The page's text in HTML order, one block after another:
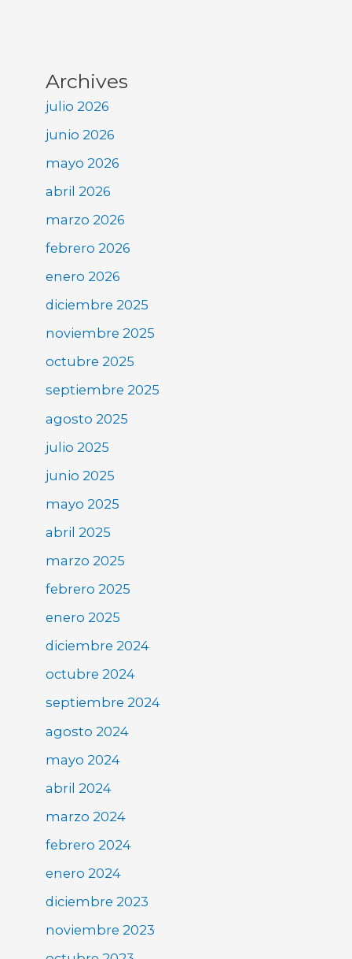
Archives
julio 2026
junio 2026
mayo 2026
abril 2026
marzo 2026
febrero 2026
enero 2026
diciembre 2025
noviembre 2025
octubre 2025
septiembre 2025
agosto 2025
julio 2025
junio 2025
mayo 2025
abril 2025
marzo 2025
febrero 2025
enero 2025
diciembre 2024
octubre 2024
septiembre 2024
agosto 2024
mayo 2024
abril 2024
marzo 2024
febrero 2024
enero 2024
diciembre 2023
noviembre 2023